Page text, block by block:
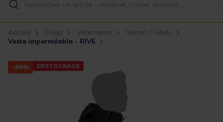
Accueil Coup Vêtements
Vestes / Gilets
Veste imperméable - RIVE
-86% DESTOCKAGE